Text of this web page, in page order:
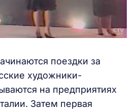
поездки за
художники-
на предприятиях
Затем первая